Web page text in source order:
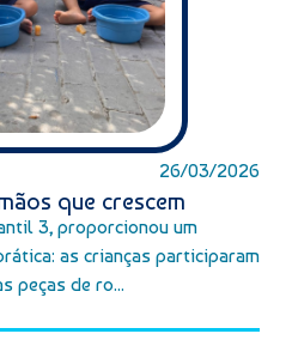
26/03/2026
que crescem
3, proporcionou um
as crianças participaram
peças de ro...